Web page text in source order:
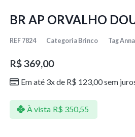
BR AP ORVALHO
REF 7824 Categoria Brinco Tag
R$369,00
Em até 3x de R$ 123,00sem
À vista R$ 350,55